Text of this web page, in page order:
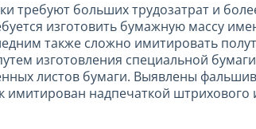
требуют больших трудозатрат и
изготовить бумажную массу
также сложно имитировать
изготовления специальной
листов бумаги. Выявлены
надпечаткой